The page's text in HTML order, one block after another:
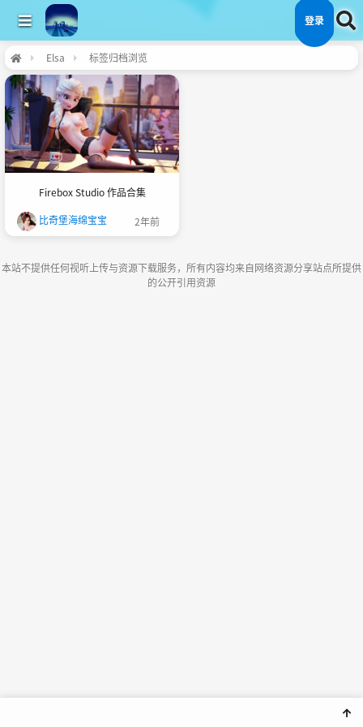
登录
Elsa 标签归档浏览
Firebox Studio 作品合集
比奇堡海绵宝宝 2年前
本站不提供任何视听上传与资源下载服务，所有内容均来自网络资源分享站点所提供
的公开引用资源